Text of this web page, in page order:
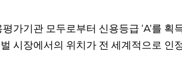
가기관 모두로부터 신용등급 ‘A’를 획
시장에서의 위치가 전 세계적으로 인